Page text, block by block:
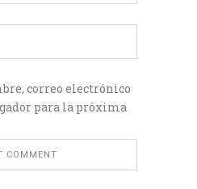
correo electrónico
para la próxima